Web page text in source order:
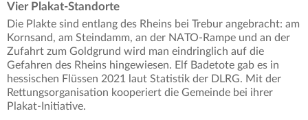
Vier Plakat-Standorte
Die Plakte sind entlang des Rheins bei Trebur angebracht: am
Kornsand, am Steindamm, an der NATO-Rampe und an der
Zufahrt zum Goldgrund wird man eindringlich auf die
Gefahren des Rheins hingewiesen. Elf Badetote gab es in
hessischen Flüssen 2021 laut Statistik der DLRG. Mit der
Rettungsorganisation kooperiert die Gemeinde bei ihrer
Plakat-Initiative.